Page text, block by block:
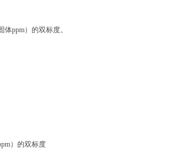
ppm）的双标度。
）的双标度